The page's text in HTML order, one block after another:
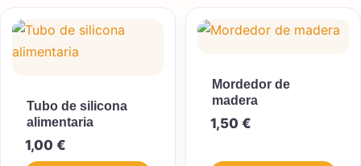
Tubo de silicona
alimentaria
1,00 €
Mordedor de
madera
1,50 €